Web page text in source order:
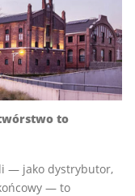
to
— jako dystrybutor,
— to